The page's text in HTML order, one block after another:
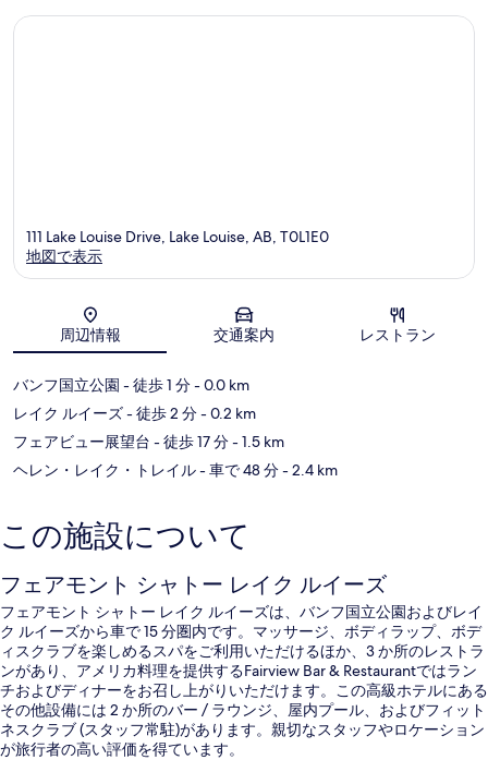
ミ
件
地図
111 Lake Louise Drive, Lake Louise, AB, T0L1E0
地図で表示
周辺情報 交通案内 レストラン
バンフ国立公園 - 徒歩 1 分- 0.0 km
レイク ルイーズ- 徒歩 2 分- 0.2 km
フェアビュー展望台 - 徒歩 17 分- 1.5 km
ヘレン・レイク・トレイル- 車で 48 分- 2.4 km
この施設について
フェアモント シャトー レイク ルイーズ
フェアモント シャトー レイク ルイーズは、バンフ国立公園およびレイ
ク ルイーズから車で 15 分圏内です。マッサージ、ボディラップ、ボデ
ィスクラブを楽しめるスパをご利用いただけるほか、3 か所のレストラ
ンがあり、アメリカ料理を提供するFairview Bar & Restaurantではラン
チおよびディナーをお召し上がりいただけます。この高級ホテルにある
その他設備には 2 か所のバー / ラウンジ、屋内プール、およびフィット
ネスクラブ (スタッフ常駐)があります。親切なスタッフやロケーション
が旅行者の高い評価を得ています。